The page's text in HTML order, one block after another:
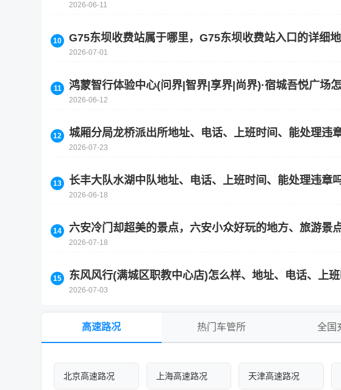
2026-06-11
G75东坝收费站属于哪里，G75东坝收费站入口的详细
2026-07-01
鸿蒙智行体验中心(问界|智界|享界|尚界)·宿城吾悦广场
2026-06-12
城厢分局龙桥派出所地址、电话、上班时间、能处理违
2026-07-23
长丰大队水湖中队地址、电话、上班时间、能处理违章
2026-06-18
六安冷门却超美的景点，六安小众好玩的地方、旅游景
2026-07-18
东风风行(满城区职教中心店)怎么样、地址、电话、上
2026-07-03
高速路况 热门车管所 全国
北京高速路况 上海高速路况 天津高速路况